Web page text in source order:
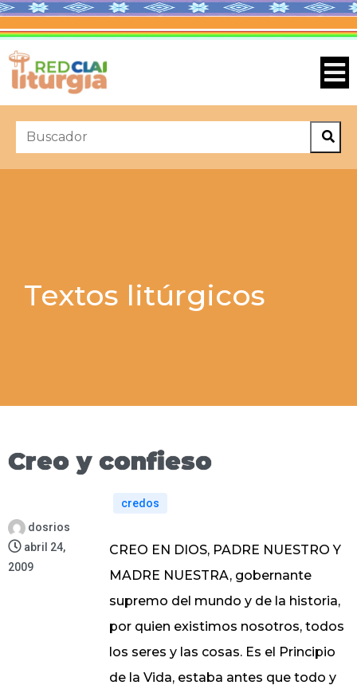
Textos litúrgicos
Creo y confieso
dosrios
abril 24,
2009
credos
CREO EN DIOS, PADRE NUESTRO Y
MADRE NUESTRA, gobernante
supremo del mundo y de la historia,
por quien existimos nosotros, todos
los seres y las cosas. Es el Principio
de la Vida, estaba antes que todo y